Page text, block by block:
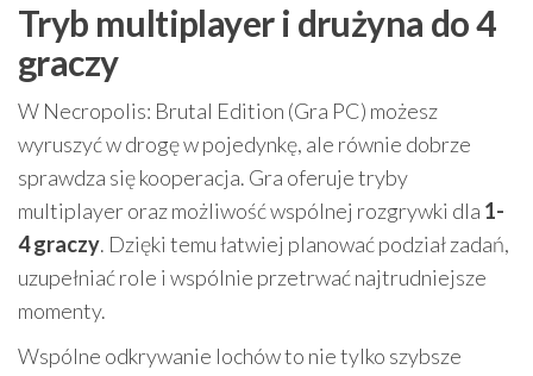
Tryb multiplayer i drużyna do 4
graczy
W Necropolis: Brutal Edition (Gra PC) możesz
wyruszyć w drogę w pojedynkę, ale równie dobrze
sprawdza się kooperacja. Gra oferuje tryby
multiplayer oraz możliwość wspólnej rozgrywki dla 1-
4 graczy. Dzięki temu łatwiej planować podział zadań,
uzupełniać role i wspólnie przetrwać najtrudniejsze
momenty.
Wspólne odkrywanie lochów to nie tylko szybsze